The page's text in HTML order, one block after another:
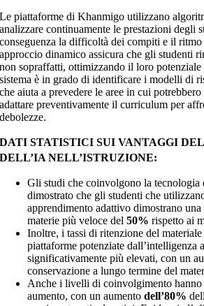
Le piattaforme di Khanmigo utilizzano
analizzare continuamente le prestazioni degli
conseguenza la difficoltà dei compiti e il ritmo
approccio dinamico assicura che gli studenti
non sopraffatti, ottimizzando il loro
sistema è in grado di identificare i modelli di
che aiuta a prevedere le aree in cui
adattare preventivamente il curriculum per
debolezze.
DATI STATISTICI SUI VANTAGGI
DELL’IA NELL’ISTRUZIONE:
Gli studi che coinvolgono la
dimostrato che gli studenti che
apprendimento adattivo dimostrano
materie più veloce del50% rispetto ai
Inoltre, i tassi di ritenzione del materiale
piattaforme potenziate dall’intelligenza
significativamente più elevati, con un
conservazione a lungo termine del
Anche i livelli di coinvolgimento hanno
aumento, con un aumentodell’80%